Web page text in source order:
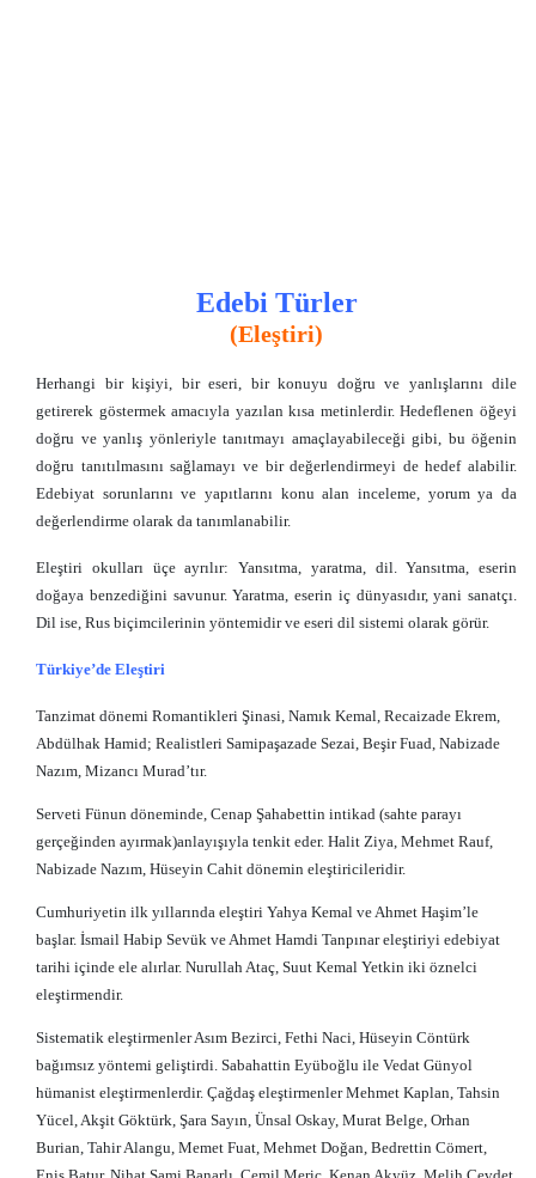
Edebi Türler
(Eleştiri)
Herhangi bir kişiyi, bir eseri, bir konuyu doğru ve yanlışlarını dile
getirerek göstermek amacıyla yazılan kısa metinlerdir. Hedeflenen öğeyi
doğru ve yanlış yönleriyle tanıtmayı amaçlayabileceği gibi, bu öğenin
doğru tanıtılmasını sağlamayı ve bir değerlendirmeyi de hedef alabilir.
Edebiyat sorunlarını ve yapıtlarını konu alan inceleme, yorum ya da
değerlendirme olarak da tanımlanabilir.
Eleştiri okulları üçe ayrılır: Yansıtma, yaratma, dil. Yansıtma, eserin
doğaya benzediğini savunur. Yaratma, eserin iç dünyasıdır, yani sanatçı.
Dil ise, Rus biçimcilerinin yöntemidir ve eseri dil sistemi olarak görür.
Türkiye’de Eleştiri
Tanzimat dönemi Romantikleri Şinasi, Namık Kemal, Recaizade Ekrem,
Abdülhak Hamid; Realistleri Samipaşazade Sezai, Beşir Fuad, Nabizade
Nazım, Mizancı Murad’tır.
Serveti Fünun döneminde, Cenap Şahabettin intikad (sahte parayı
gerçeğinden ayırmak)anlayışıyla tenkit eder. Halit Ziya, Mehmet Rauf,
Nabizade Nazım, Hüseyin Cahit dönemin eleştiricileridir.
Cumhuriyetin ilk yıllarında eleştiri Yahya Kemal ve Ahmet Haşim’le
başlar. İsmail Habip Sevük ve Ahmet Hamdi Tanpınar eleştiriyi edebiyat
tarihi içinde ele alırlar. Nurullah Ataç, Suut Kemal Yetkin iki öznelci
eleştirmendir.
Sistematik eleştirmenler Asım Bezirci, Fethi Naci, Hüseyin Cöntürk
bağımsız yöntemi geliştirdi. Sabahattin Eyüboğlu ile Vedat Günyol
hümanist eleştirmenlerdir. Çağdaş eleştirmenler Mehmet Kaplan, Tahsin
Yücel, Akşit Göktürk, Şara Sayın, Ünsal Oskay, Murat Belge, Orhan
Burian, Tahir Alangu, Memet Fuat, Mehmet Doğan, Bedrettin Cömert,